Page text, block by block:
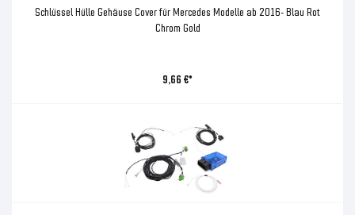
Schlüssel Hülle Gehäuse Cover für Mercedes Modelle ab 2016- Blau Rot
Chrom Gold
9,66 €*